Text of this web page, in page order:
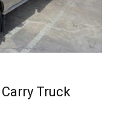
Truck